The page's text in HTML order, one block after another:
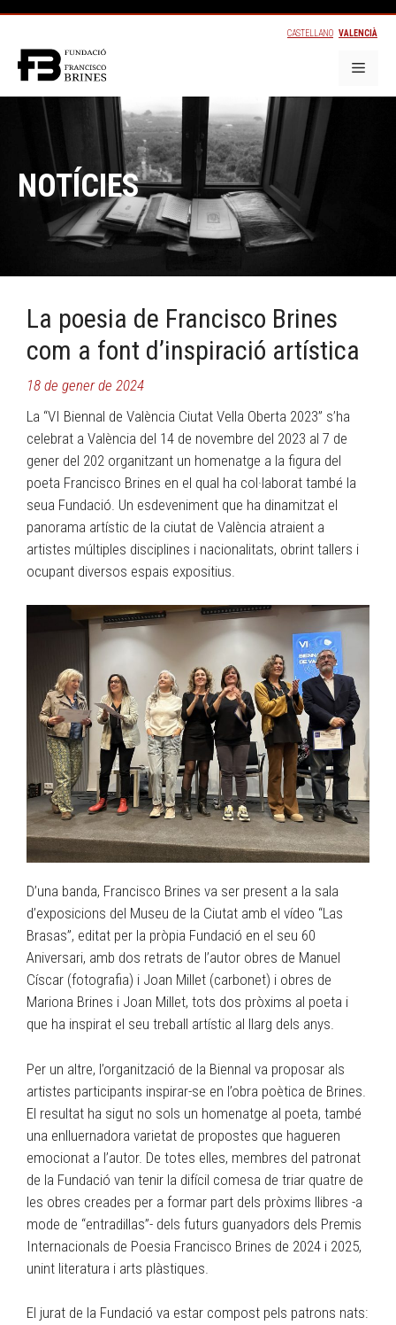
CASTELLANO VALENCIÀ
NOTÍCIES
La poesia de Francisco Brines
com a font d’inspiració artística
18 de gener de 2024
La “VI Biennal de València Ciutat Vella Oberta 2023” s’ha
celebrat a València del 14 de novembre del 2023 al 7 de
gener del 202 organitzant un homenatge a la figura del
poeta Francisco Brines en el qual ha col·laborat també la
seua Fundació. Un esdeveniment que ha dinamitzat el
panorama artístic de la ciutat de València atraient a
artistes múltiples disciplines i nacionalitats, obrint tallers i
ocupant diversos espais expositius.
D’una banda, Francisco Brines va ser present a la sala
d’exposicions del Museu de la Ciutat amb el vídeo “Las
Brasas”, editat per la pròpia Fundació en el seu 60
Aniversari, amb dos retrats de l’autor obres de Manuel
Císcar (fotografia) i Joan Millet (carbonet) i obres de
Mariona Brines i Joan Millet, tots dos pròxims al poeta i
que ha inspirat el seu treball artístic al llarg dels anys.
Per un altre, l’organització de la Biennal va proposar als
artistes participants inspirar-se en l’obra poètica de Brines.
El resultat ha sigut no sols un homenatge al poeta, també
una enlluernadora varietat de propostes que hagueren
emocionat a l’autor. De totes elles, membres del patronat
de la Fundació van tenir la difícil comesa de triar quatre de
les obres creades per a formar part dels pròxims llibres -a
mode de “entradillas”- dels futurs guanyadors dels Premis
Internacionals de Poesia Francisco Brines de 2024 i 2025,
unint literatura i arts plàstiques.
El jurat de la Fundació va estar compost pels patrons nats: